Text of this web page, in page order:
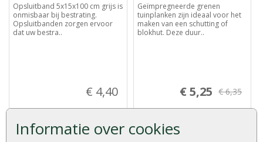
Informatie over cookies
Opsluitband 5x15x100 cm grijs is
onmisbaar bij bestrating.
Opsluitbanden zorgen ervoor
dat uw bestra..
€ 4,40
Geïmpregneerde grenen
tuinplanken zijn ideaal voor het
maken van een schutting of
blokhut. Deze duur..
€ 5,25 € 6,35